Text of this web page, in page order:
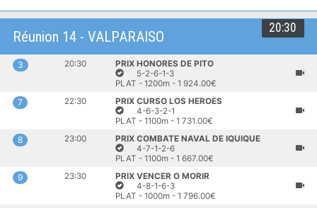
20:30
Réunion 14 - VALPARAISO
3 20:30
PRIX HONORES DE PITO
5-2-6-1-3
PLAT - 1200m - 1 924.00€
7 22:30
PRIX CURSO LOS HEROES
4-6-3-2-1
PLAT - 1100m - 1 731.00€
8 23:00
PRIX COMBATE NAVAL DE IQUIQUE
4-7-1-2-6
PLAT - 1100m - 1 667.00€
9 23:30
PRIX VENCER O MORIR
4-8-1-6-3
PLAT - 1000m - 1 796.00€